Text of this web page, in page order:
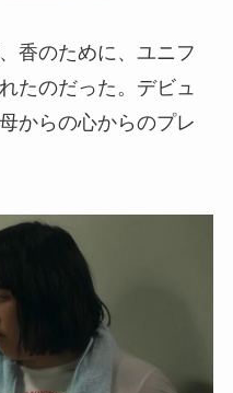
香のために、ユニフ
たのだった。デビュ
からの心からのプレ